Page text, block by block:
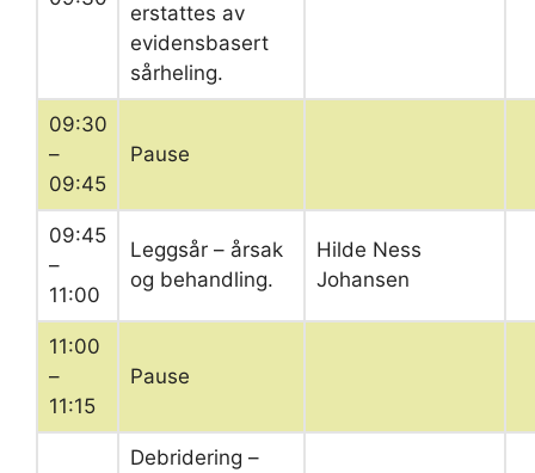
erstattes av
evidensbasert
sårheling.
09:30
–
09:45
Pause
09:45
–
11:00
Leggsår – årsak
og behandling.
Hilde Ness
Johansen
11:00
–
11:15
Pause
Debridering –